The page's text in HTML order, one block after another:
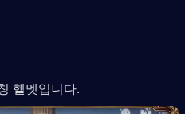
헬멧입니다.